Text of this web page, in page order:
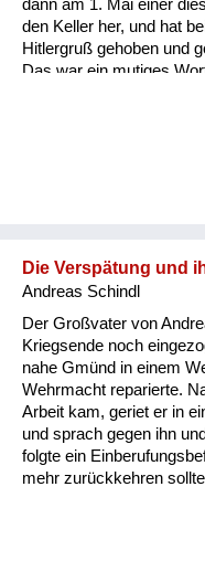
dann am 1. Mai einer
den Keller her, und hat
Hitlergruß gehoben und
Das war ein mutiges
Die Verspätung und
Andreas Schindl
Der Großvater von
Kriegsende noch
nahe Gmünd in einem
Wehrmacht reparierte.
Arbeit kam, geriet er in
und sprach gegen ihn
folgte ein
mehr zurückkehren